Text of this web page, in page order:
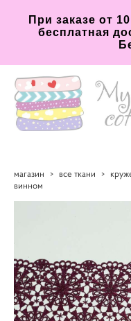
При заказе от
бесплатная
магазин > все ткани >
винном